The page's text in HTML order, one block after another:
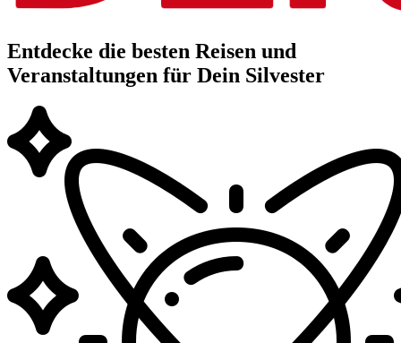
Entdecke die besten Reisen und
Veranstaltungen für Dein Silvester